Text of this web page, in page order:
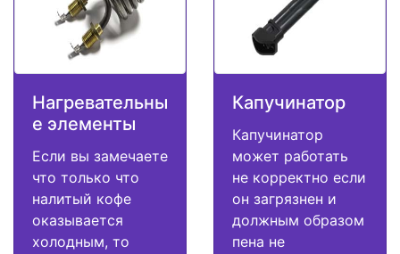
Нагревательны
е элементы
Если вы замечаете
что только что
налитый кофе
оказывается
холодным, то
Капучинатор
Капучинатор
может работать
не корректно если
он загрязнен и
должным образом
пена не